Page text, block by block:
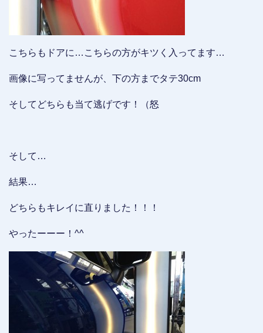
こちらもドアに…こちらの方がキツく入ってます…
画像に写ってませんが、下の方までタテ30cm
そしてどちらも当て逃げです！（怒
そして…
結果…
どちらもキレイに直りました！！！
やったーーー！^^